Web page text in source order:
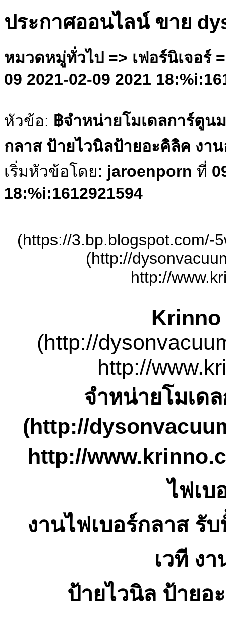
ประกาศออนไลน์ ขาย
หมวดหมู่ทั่วไป => เฟอร์นิเจอร์
09 2021-02-09 2021
หัวข้อ: ฿จำหน่ายโมเดลการ์ตูน
กลาส ป้ายไวนิลป้ายอะคิลิค งา
เริ่มหัวข้อโดย: jaroenporn ที่
18:%i:1612921594
(https://3.bp.blogspot.com/-
(http://
http://
Krinno
(http://
http://
จำหน่ายโมเด
(http://
http://
ไฟเบ
งานไฟเบอร์กลาส รั
เวที ง
ป้ายไวนิล ป้ายอ